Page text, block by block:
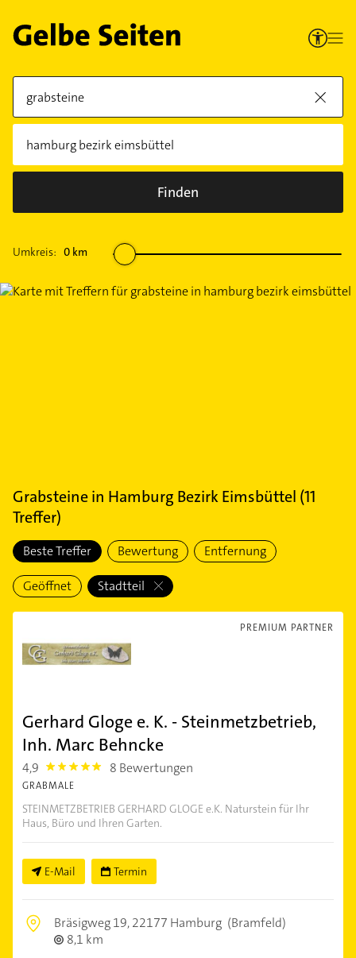
Finden
Umkreis: 0 km
Grabsteinein Hamburg Bezirk Eimsbüttel (11
Treffer)
Beste Treffer Bewertung Entfernung
Geöffnet Stadtteil
PREMIUM PARTNER
Gerhard Gloge e. K. - Steinmetzbetrieb,
Inh. Marc Behncke
4,9 4.9 8 Bewertungen
GRABMALE
STEINMETZBETRIEB GERHARD GLOGE e.K. Naturstein für Ihr
Haus, Büro und Ihren Garten.
E-Mail Termin
Bräsigweg 19,22177 Hamburg (Bramfeld)
8,1 km